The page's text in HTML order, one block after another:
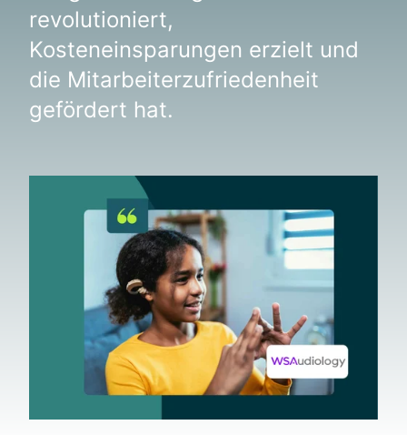
revolutioniert,
Kosteneinsparungen erzielt und
die Mitarbeiterzufriedenheit
gefördert hat.